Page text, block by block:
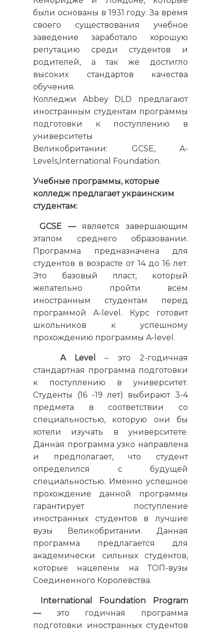
были основаны в 1931 году. За время
своего существования учебное
заведение заработало хорошую
репутацию среди студентов и
родителей, а так же достигло
высоких стандартов качества
обучения.
Колледжи Abbey DLD предлагают
иностранным студентам программы
подготовки к поступлению в
университеты
Великобритании: GCSE, A-
Levels,International Foundation.
Учебные программы, которые
колледж предлагает украинским
студентам:
GCSE — является завершающим
этапом среднего образовании.
Программа предназначена для
студентов в возрасте от 14 до 16 лет.
Это базовый пласт, который
желательно пройти всем
иностранным студентам перед
программой A-level. Курс готовит
школьников к успешному
прохождению программы A-level.
A Level
– это 2-годичная
стандартная программа подготовки
к поступлению в университет.
Студенты (16 -19 лет) выбирают 3-4
предмета в соответствии со
специальностью, которую они бы
хотели изучать в университете.
Данная программа узко направлена
и предполагает, что студент
определился с будущей
специальностью. Именно успешное
прохождение данной программы
гарантирует поступление
иностранных студентов в лучшие
вузы Великобритании. Данная
программа предлагается для
академически сильных студентов,
которые нацелены на ТОП-вузы
Соединенного Королевства.
International Foundation Program
— это годичная программа
подготовки иностранных студентов